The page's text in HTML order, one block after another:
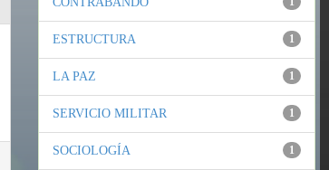
1
ESTRUCTURA
1
LA PAZ
1
SERVICIO MILITAR
1
SOCIOLOGÍA